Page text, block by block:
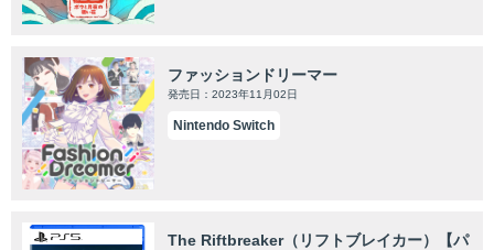
ファッションドリーマー
発売日：2023年11月02日
Nintendo Switch
The Riftbreaker（リフトブレイカー）【パ